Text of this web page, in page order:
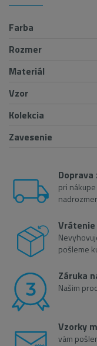
Farba
Rozmer
Materiál
Vzor
Kolekcia
Zavesenie
pri
pošleme
Záruka
Našim
Vzorky
vám